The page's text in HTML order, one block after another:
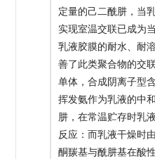
定量的己二酰肼，当
实现室温交联已成为
乳液胶膜的耐水、耐
善了此类聚合物的交
单体，合成阴离子型
挥发氨作为乳液的中
肼，在常温贮存时乳
反应：而乳液干燥时
酮羰基与酰肼基在酸